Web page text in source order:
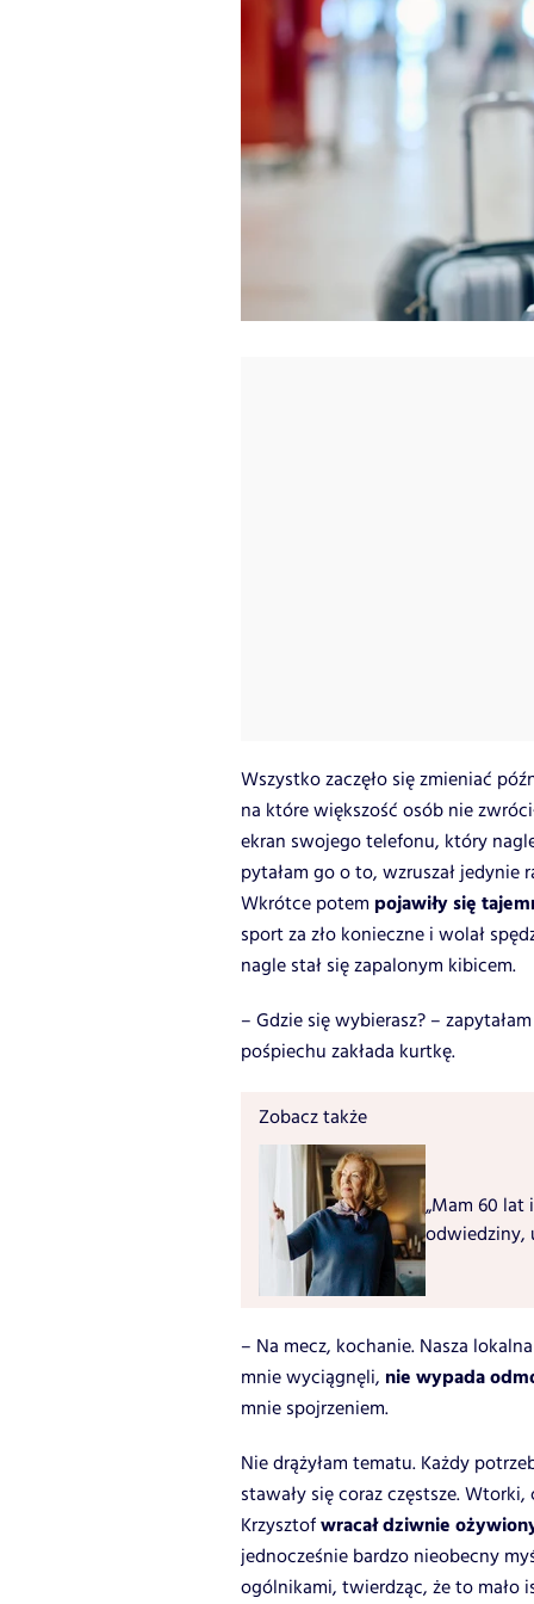
Wszystko zaczęło się zmieniać
na które większość osób nie
ekran swojego telefonu, który
pytałam go o to, wzruszał
Wkrótce potem pojawiły się
sport za zło konieczne i wolał
nagle stał się zapalonym kibicem.
– Gdzie się wybierasz? –
pośpiechu zakłada kurtkę.
Zobacz także
„Mam 60 lat
odwiedziny,
– Na mecz, kochanie. Nasza
mnie wyciągnęli, nie wypada
mnie spojrzeniem.
Nie drążyłam tematu. Każdy
stawały się coraz częstsze.
Krzysztofwracał dziwnie
jednocześnie bardzo nieobecny
ogólnikami, twierdząc, że to mało